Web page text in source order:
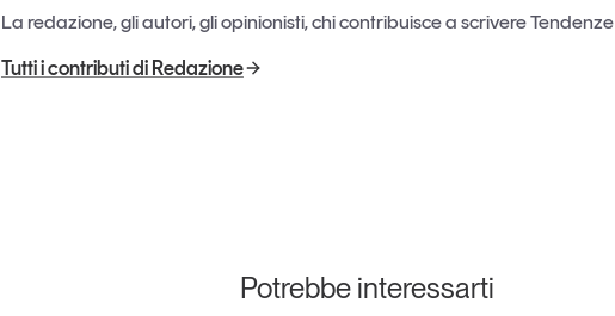
La redazione, gli autori, gli opinionisti, chi contribuisce a scrivere Tendenze
Tutti i contributi di Redazione
Potrebbe interessarti